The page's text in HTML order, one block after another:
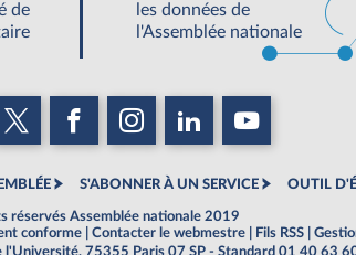
de
les données de
l'Assemblée nationale
S'ABONNER À UN SERVICE OUTIL
réservés Assemblée nationale 2019
conforme Contacter le webmestre Fils RSS
l'Université, 75355 Paris 07 SP - Standard 01 40 63